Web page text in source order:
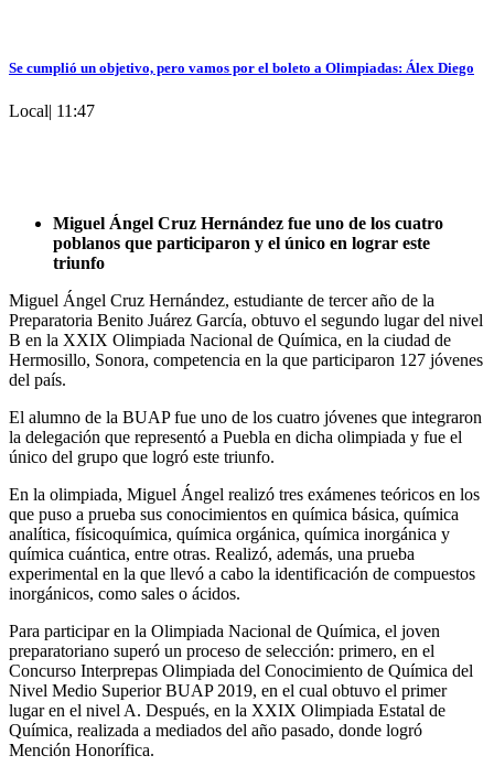
Se cumplió un objetivo, pero vamos por el boleto a Olimpiadas: Álex Diego
Local| 11:47
Miguel Ángel Cruz Hernández fue uno de los cuatro
poblanos que participaron y el único en lograr este
triunfo
Miguel Ángel Cruz Hernández, estudiante de tercer año de la
Preparatoria Benito Juárez García, obtuvo el segundo lugar del nivel
B en la XXIX Olimpiada Nacional de Química, en la ciudad de
Hermosillo, Sonora, competencia en la que participaron 127 jóvenes
del país.
El alumno de la BUAP fue uno de los cuatro jóvenes que integraron
la delegación que representó a Puebla en dicha olimpiada y fue el
único del grupo que logró este triunfo.
En la olimpiada, Miguel Ángel realizó tres exámenes teóricos en los
que puso a prueba sus conocimientos en química básica, química
analítica, físicoquímica, química orgánica, química inorgánica y
química cuántica, entre otras. Realizó, además, una prueba
experimental en la que llevó a cabo la identificación de compuestos
inorgánicos, como sales o ácidos.
Para participar en la Olimpiada Nacional de Química, el joven
preparatoriano superó un proceso de selección: primero, en el
Concurso Interprepas Olimpiada del Conocimiento de Química del
Nivel Medio Superior BUAP 2019, en el cual obtuvo el primer
lugar en el nivel A. Después, en la XXIX Olimpiada Estatal de
Química, realizada a mediados del año pasado, donde logró
Mención Honorífica.